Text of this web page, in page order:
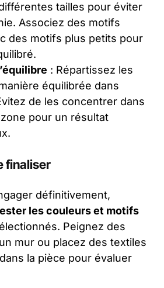
tailles pour éviter
Associez des motifs
des motifs plus petits pour
: Répartissez les
équilibrée dans
de les concentrer dans
pour un résultat
finaliser
définitivement,
les couleurs et motifs
Peignez des
mur ou placez des textiles
la pièce pour évaluer